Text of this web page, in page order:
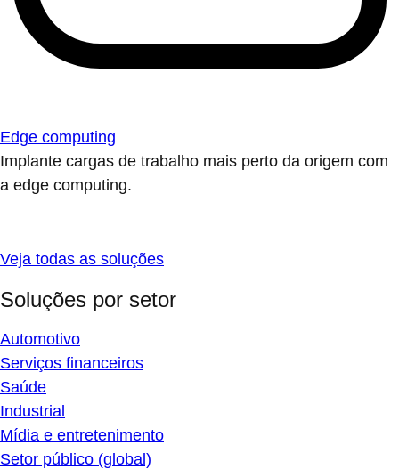
Edge computing
Implante cargas de trabalho mais perto da origem com
a edge computing.
Veja todas as soluções
Soluções por setor
Automotivo
Serviços financeiros
Saúde
Industrial
Mídia e entretenimento
Setor público (global)